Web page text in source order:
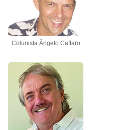
Colunista Ângelo Caffaro